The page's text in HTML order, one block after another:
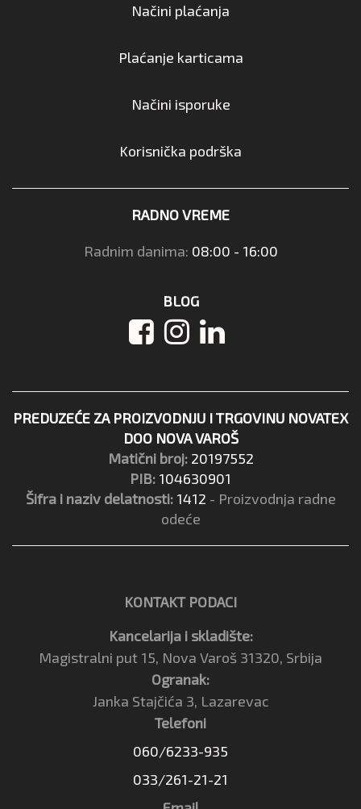
Načini plaćanja
Plaćanje karticama
Načini isporuke
Korisnička podrška
RADNO VREME
Radnim danima: 08:00 - 16:00
BLOG
PREDUZEĆE ZA PROIZVODNJU I TRGOVINU NOVATEX
DOO NOVA VAROŠ
Matični broj: 20197552
PIB: 104630901
Šifra i naziv delatnosti: 1412 - Proizvodnja radne
odeće
KONTAKT PODACI
Kancelarija i skladište:
Magistralni put 15, Nova Varoš 31320, Srbija
Ogranak:
Janka Stajčića 3, Lazarevac
Telefoni
060/6233-935
033/261-21-21